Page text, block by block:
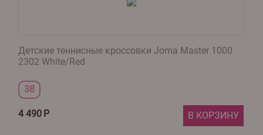
Детские теннисные кроссовки Joma Master 1000
2302 White/Red
38
4 490 Р В КОРЗИНУ